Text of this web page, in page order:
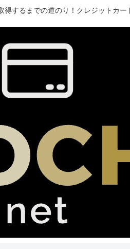
するまでの道のり！クレジットカー